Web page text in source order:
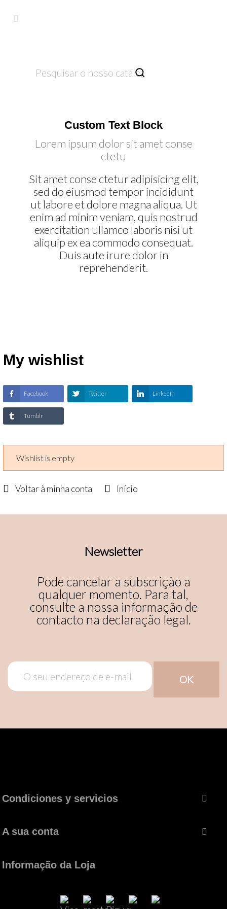

Custom Text Block
Lorem ipsum dolor sit amet conse
ctetu
Sit amet conse ctetur adipisicing elit,
sed do eiusmod tempor incididunt
ut labore et dolore magna aliqua. Ut
enim ad minim veniam, quis nostrud
exercitation ullamco laboris nisi ut
aliquip ex ea commodo consequat.
Duis aute irure dolor in
reprehenderit.
My wishlist
Facebook Twitter LinkedIn
Tumblr
Wishlist is empty
 Voltar à minha conta  Início
Newsletter
Pode cancelar a subscrição a
qualquer momento. Para tal,
consulte a nossa informação de
contacto na declaração legal.
Condiciones y servicios 
A sua conta 
Informação da Loja